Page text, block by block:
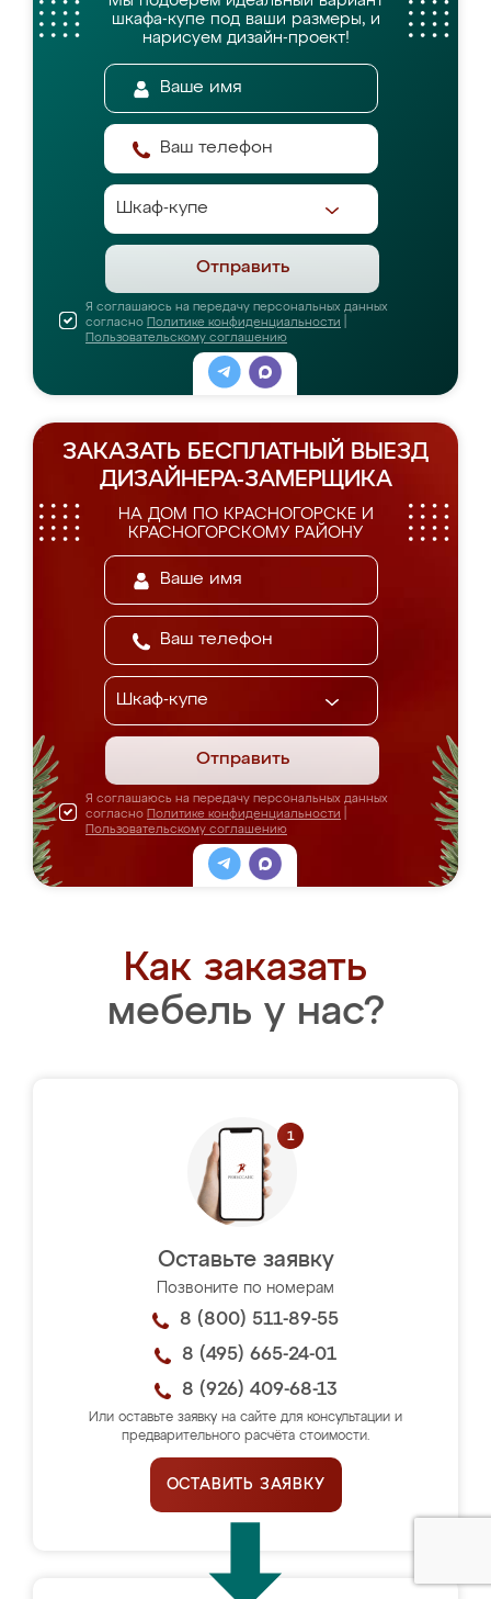
шкафа-купе под ваши размеры, и
нарисуем дизайн-проект!
Отправить
Я соглашаюсь на передачу персональных данных
согласно Политике конфиденциальности
Пользовательскому соглашению
ЗАКАЗАТЬ БЕСПЛАТНЫЙ ВЫЕЗД
ДИЗАЙНЕРА-ЗАМЕРЩИКА
НА ДОМ ПО КРАСНОГОРСКЕ И
КРАСНОГОРСКОМУ РАЙОНУ
Отправить
Я соглашаюсь на передачу персональных данных
согласно Политике конфиденциальности
Пользовательскому соглашению
Как заказать
мебель у нас?
Оставьте заявку
Позвоните по номерам
8 (800) 511-89-55
8 (495) 665-24-01
8 (926) 409-68-13
Или оставьте заявку на сайте для консультации и
предварительного расчёта стоимости.
ОСТАВИТЬ ЗАЯВКУ